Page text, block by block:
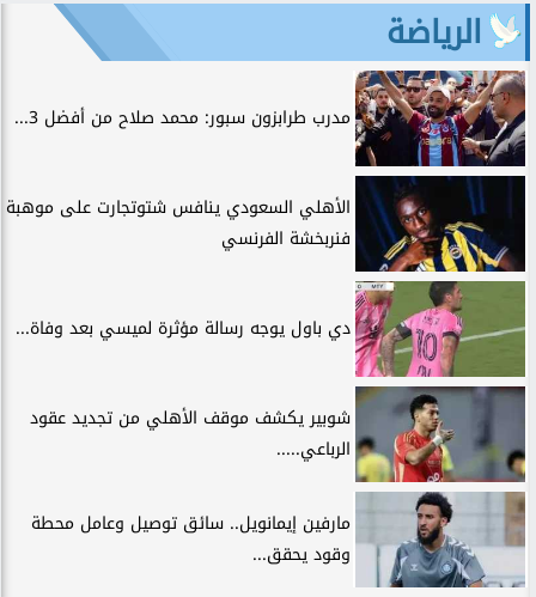
الرياضة
مدرب طرابزون سبور: محمد صلاح من أفضل 3...
الأهلي السعودي ينافس شتوتجارت على موهبة
فنربخشة الفرنسي
دي باول يوجه رسالة مؤثرة لميسي بعد وفاة...
شوبير يكشف موقف الأهلي من تجديد عقود
الرباعي.....
مارفين إيمانويل.. سائق توصيل وعامل محطة
وقود يحقق...